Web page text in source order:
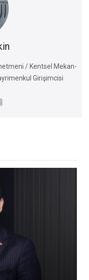
/ Kentsel Mekan-
Girişimcisi